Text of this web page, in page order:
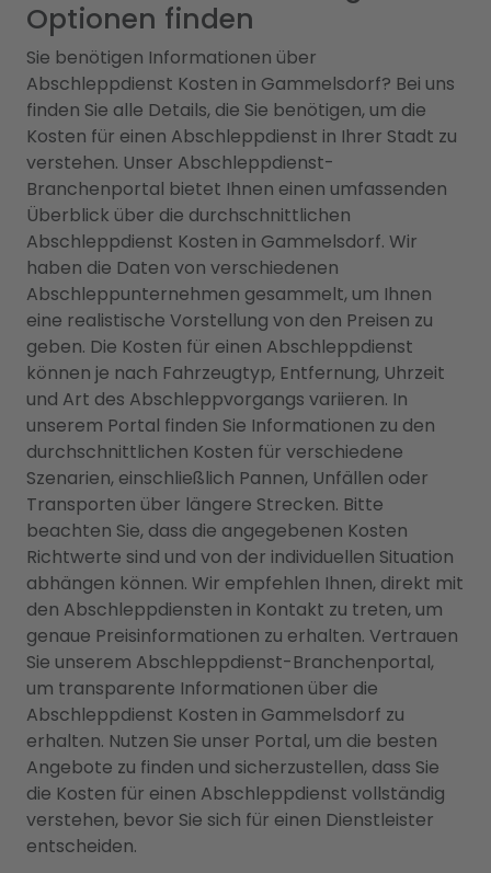
Optionen finden
Sie benötigen Informationen über
Abschleppdienst Kosten in Gammelsdorf? Bei uns
finden Sie alle Details, die Sie benötigen, um die
Kosten für einen Abschleppdienst in Ihrer Stadt zu
verstehen. Unser Abschleppdienst-
Branchenportal bietet Ihnen einen umfassenden
Überblick über die durchschnittlichen
Abschleppdienst Kosten in Gammelsdorf. Wir
haben die Daten von verschiedenen
Abschleppunternehmen gesammelt, um Ihnen
eine realistische Vorstellung von den Preisen zu
geben. Die Kosten für einen Abschleppdienst
können je nach Fahrzeugtyp, Entfernung, Uhrzeit
und Art des Abschleppvorgangs variieren. In
unserem Portal finden Sie Informationen zu den
durchschnittlichen Kosten für verschiedene
Szenarien, einschließlich Pannen, Unfällen oder
Transporten über längere Strecken. Bitte
beachten Sie, dass die angegebenen Kosten
Richtwerte sind und von der individuellen Situation
abhängen können. Wir empfehlen Ihnen, direkt mit
den Abschleppdiensten in Kontakt zu treten, um
genaue Preisinformationen zu erhalten. Vertrauen
Sie unserem Abschleppdienst-Branchenportal,
um transparente Informationen über die
Abschleppdienst Kosten in Gammelsdorf zu
erhalten. Nutzen Sie unser Portal, um die besten
Angebote zu finden und sicherzustellen, dass Sie
die Kosten für einen Abschleppdienst vollständig
verstehen, bevor Sie sich für einen Dienstleister
entscheiden.